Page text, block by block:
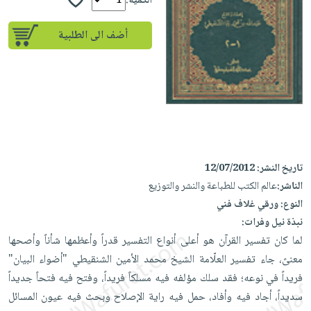
إختياراتنا
كتب
أكاديمية
صندوق
القراءة
iKitab
بلا
حدود
أسئلة
يتكرر
iKitab
على
Android
تحميل
iKitab
على
Apple
أسئلة
يتكرر
طرحها
تحميل
masmu3
على
masmu3
على
Apple
المواضيع
الأكثر
مبيعاً
إختياراتنا
وسائل
القراءة
جوائز
تعليمية
الصحة
والعناية
الشخصية
جديد
أجهزة
العناية
الشخصية
العناية
وتصفيف
الشعر
العناية
بالجسم
المطبخ
والسفرة
جديد
الكل
أواني
الطهي
أدوات
الهدايا
أقسام
أضف الى الطلبية
تاريخ النشر:12/07/2012
الناشر:عالم الكتب للطباعة والنشر والتوزيع
النوع:ورقي غلاف فني
نبذة نيل وفرات:
لما كان تفسير القرآن هو أعلى أنواع التفسير قدراً وأعظمها شأناً وأصحها
معنىً، جاء تفسير العلّامة الشيخ محمد الأمين الشنقيطي "أضواء البيان"
فريداً في نوعه؛ فقد سلك مؤلفه فيه مسلكاً فريداً، وفتح فيه فتحاً جديداً
سديداً، أجاد فيه وأفاد، حمل فيه راية الإصلاح وبحث فيه عيون المسائل